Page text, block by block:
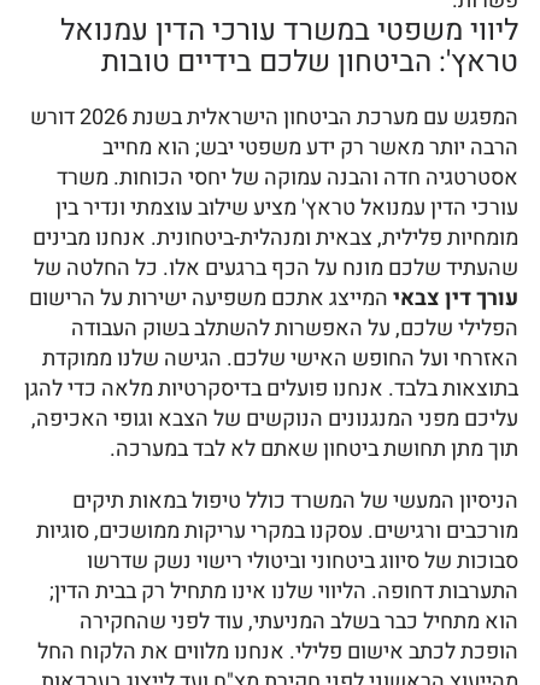
ליווי משפטי במשרד עורכי הדין עמנואל
טראץ': הביטחון שלכם בידיים טובות
המפגש עם מערכת הביטחון הישראלית בשנת 2026 דורש
הרבה יותר מאשר רק ידע משפטי יבש; הוא מחייב
אסטרטגיה חדה והבנה עמוקה של יחסי הכוחות. משרד
עורכי הדין עמנואל טראץ' מציע שילוב עוצמתי ונדיר בין
מומחיות פלילית, צבאית ומנהלית-ביטחונית. אנחנו מבינים
שהעתיד שלכם מונח על הכף ברגעים אלו. כל החלטה של
עורך דין צבאיהמייצג אתכם משפיעה ישירות על הרישום
הפלילי שלכם, על האפשרות להשתלב בשוק העבודה
האזרחי ועל החופש האישי שלכם. הגישה שלנו ממוקדת
בתוצאות בלבד. אנחנו פועלים בדיסקרטיות מלאה כדי להגן
עליכם מפני המנגנונים הנוקשים של הצבא וגופי האכיפה,
תוך מתן תחושת ביטחון שאתם לא לבד במערכה.
הניסיון המעשי של המשרד כולל טיפול במאות תיקים
מורכבים ורגישים. עסקנו במקרי עריקות ממושכים, סוגיות
סבוכות של סיווג ביטחוני וביטולי רישוי נשק שדרשו
התערבות דחופה. הליווי שלנו אינו מתחיל רק בבית הדין;
הוא מתחיל כבר בשלב המניעתי, עוד לפני שהחקירה
הופכת לכתב אישום פלילי. אנחנו מלווים את הלקוח החל